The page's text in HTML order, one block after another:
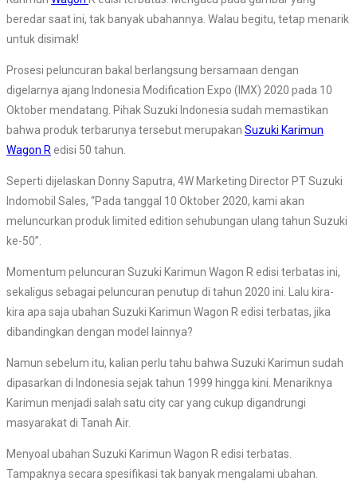
beredar saat ini, tak banyak ubahannya. Walau begitu, tetap menarik
untuk disimak!
Prosesi peluncuran bakal berlangsung bersamaan dengan
digelarnya ajang Indonesia Modification Expo (IMX) 2020 pada 10
Oktober mendatang. Pihak Suzuki Indonesia sudah memastikan
bahwa produk terbarunya tersebut merupakan Suzuki Karimun
Wagon Redisi 50 tahun.
Seperti dijelaskan Donny Saputra, 4W Marketing Director PT Suzuki
Indomobil Sales, “Pada tanggal 10 Oktober 2020, kami akan
meluncurkan produk limited edition sehubungan ulang tahun Suzuki
ke-50”.
Momentum peluncuran Suzuki Karimun Wagon R edisi terbatas ini,
sekaligus sebagai peluncuran penutup di tahun 2020 ini. Lalu kira-
kira apa saja ubahan Suzuki Karimun Wagon R edisi terbatas, jika
dibandingkan dengan model lainnya?
Namun sebelum itu, kalian perlu tahu bahwa Suzuki Karimun sudah
dipasarkan di Indonesia sejak tahun 1999 hingga kini. Menariknya
Karimun menjadi salah satu city car yang cukup digandrungi
masyarakat di Tanah Air.
Menyoal ubahan Suzuki Karimun Wagon R edisi terbatas.
Tampaknya secara spesifikasi tak banyak mengalami ubahan.